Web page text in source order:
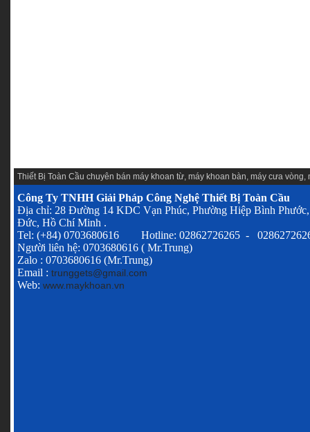
Thiết Bị Toàn Cầu chuyên bán máy khoan từ, máy khoan bàn, máy cưa vòng,
Công Ty TNHH Giải Pháp Công Nghệ Thiết Bị Toàn Cầu
Địa chỉ: 28 Đường 14 KDC Vạn Phúc, Phường Hiệp Bình
Đức, Hồ Chí Minh .
Tel: (+84) 0703680616 Hotline: 02862726265 -
Người liên hệ: 0703680616 ( Mr.Trung)
Zalo : 0703680616 (Mr.Trung)
Email : trunggets@gmail.com
Web: www.maykhoan.vn